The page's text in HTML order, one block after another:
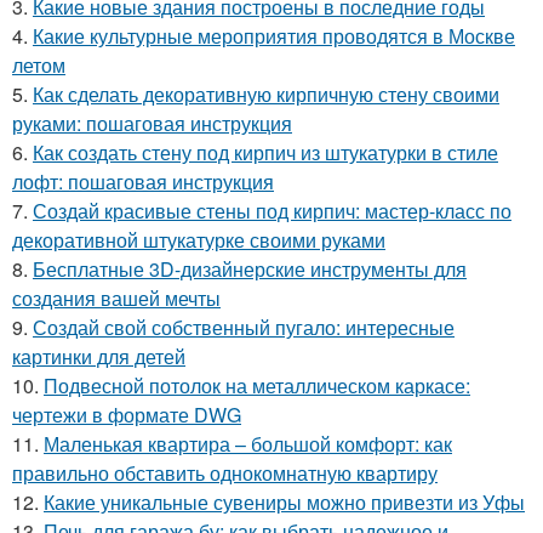
3. Какие новые здания построены в последние годы
4. Какие культурные мероприятия проводятся в Москве
летом
5. Как сделать декоративную кирпичную стену своими
руками: пошаговая инструкция
6. Как создать стену под кирпич из штукатурки в стиле
лофт: пошаговая инструкция
7. Создай красивые стены под кирпич: мастер-класс по
декоративной штукатурке своими руками
8. Бесплатные 3D-дизайнерские инструменты для
создания вашей мечты
9. Создай свой собственный пугало: интересные
картинки для детей
10. Подвесной потолок на металлическом каркасе:
чертежи в формате DWG
11. Маленькая квартира – большой комфорт: как
правильно обставить однокомнатную квартиру
12. Какие уникальные сувениры можно привезти из Уфы